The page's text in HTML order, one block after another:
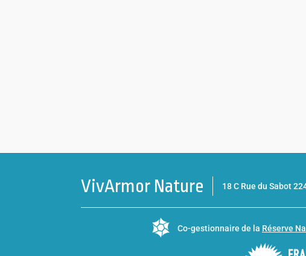
VivArmor Nature 18 C Rue du Sabot
Co-gestionnaire de la Réserve